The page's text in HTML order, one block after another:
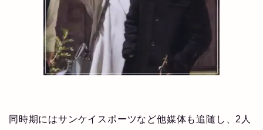
同時期にはサンケイスポーツなど他媒体も追随し、2人